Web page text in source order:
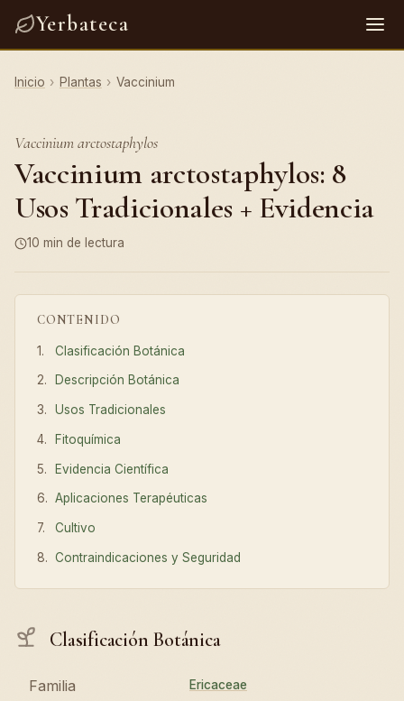
Yerbateca
Inicio › Plantas › Vaccinium
Vaccinium arctostaphylos
Vaccinium arctostaphylos: 8
Usos Tradicionales + Evidencia
10 min de lectura
CONTENIDO
Clasificación Botánica
Descripción Botánica
Usos Tradicionales
Fitoquímica
Evidencia Científica
Aplicaciones Terapéuticas
Cultivo
Contraindicaciones y Seguridad
Clasificación Botánica
Familia Ericaceae